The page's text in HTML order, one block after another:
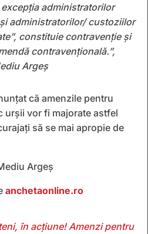
administratorilor
administratorilor/ custoziilor
constituie contravenție și
contravențională.”,
Argeș
că amenzile pentru
urșii vor fi majorate astfel
să se mai apropie de
Argeș
anchetaonline.ro
în acțiune! Amenzi pentru